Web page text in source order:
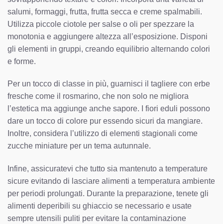
salumi, formaggi, frutta, frutta secca e creme spalmabili.
Utilizza piccole ciotole per salse o oli per spezzare la
monotonia e aggiungere altezza all’esposizione. Disponi
gli elementi in gruppi, creando equilibrio alternando colori
e forme.
Per un tocco di classe in più, guarnisci il tagliere con erbe
fresche come il rosmarino, che non solo ne migliora
l’estetica ma aggiunge anche sapore. I fiori eduli possono
dare un tocco di colore pur essendo sicuri da mangiare.
Inoltre, considera l’utilizzo di elementi stagionali come
zucche miniature per un tema autunnale.
Infine, assicuratevi che tutto sia mantenuto a temperature
sicure evitando di lasciare alimenti a temperatura ambiente
per periodi prolungati. Durante la preparazione, tenete gli
alimenti deperibili su ghiaccio se necessario e usate
sempre utensili puliti per evitare la contaminazione